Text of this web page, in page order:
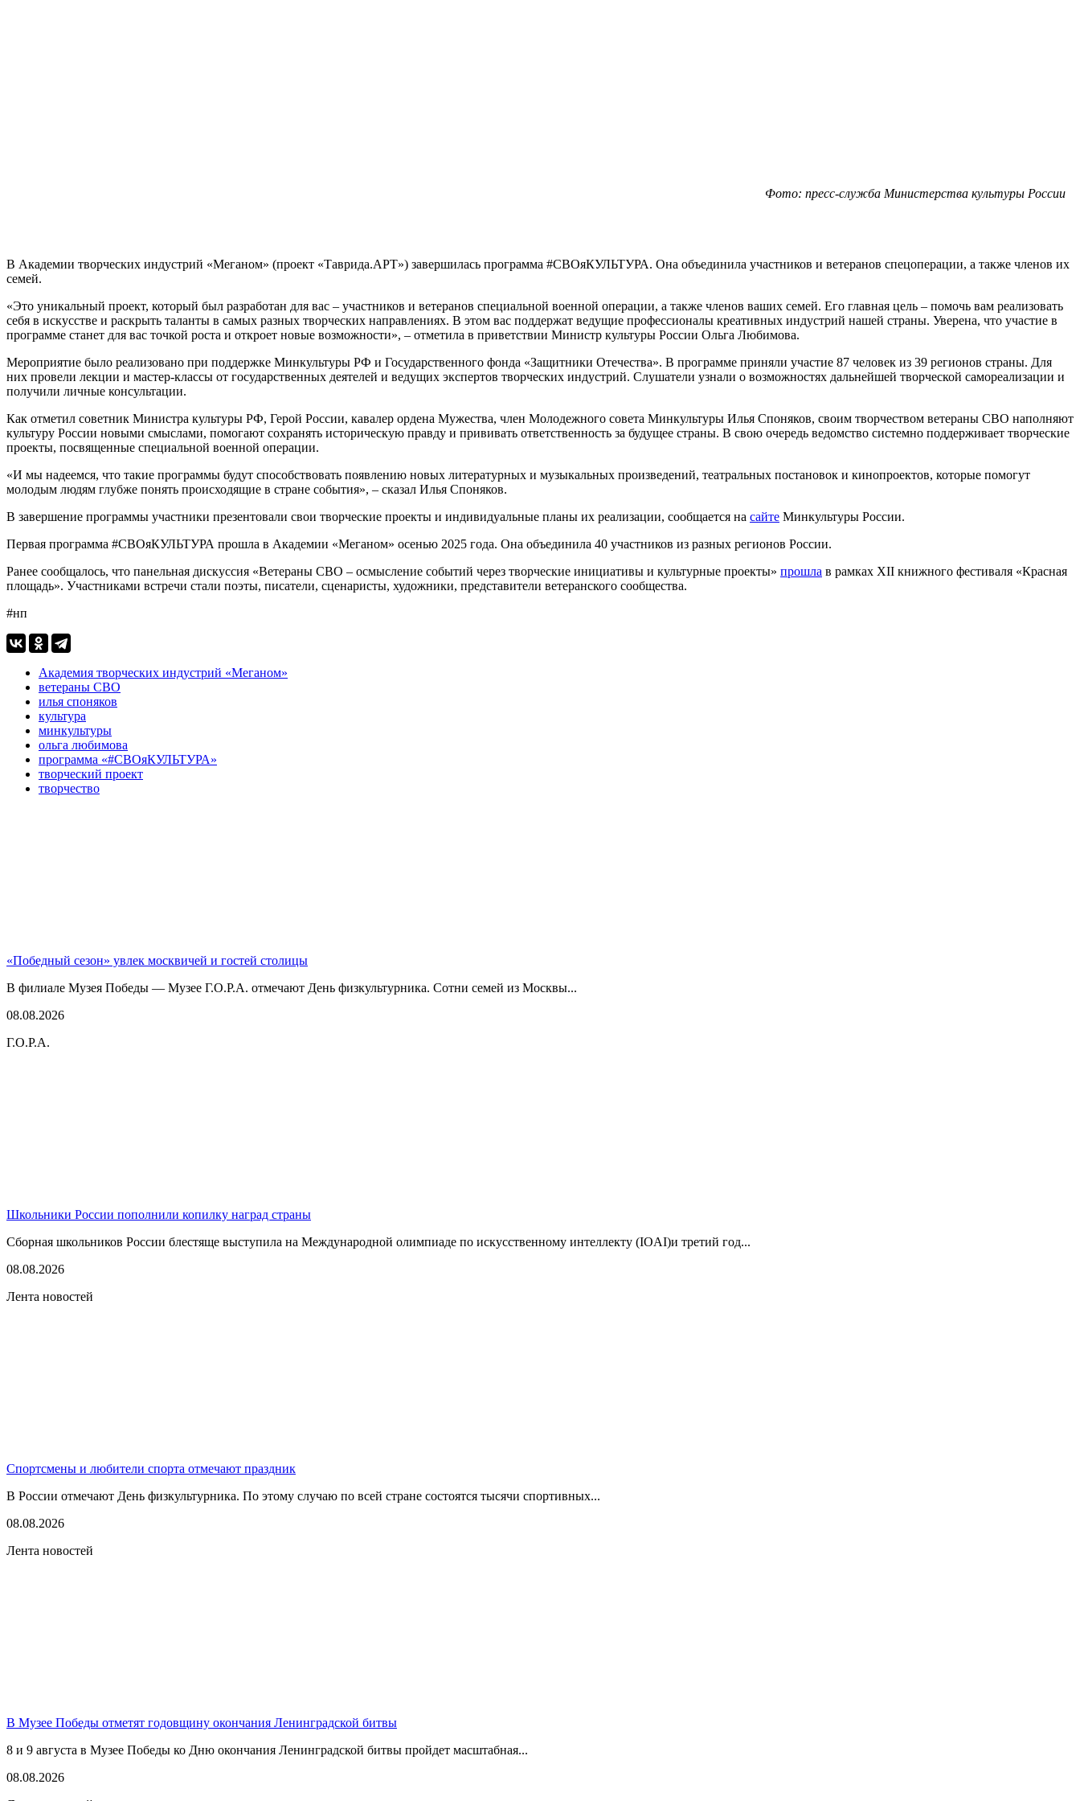
Фото: пресс-служба Министерства культуры России
В Академии творческих индустрий «Меганом» (проект «Таврида.АРТ») завершилась программа #СВОяКУЛЬТУРА. Она объединила участников и ветеранов спецоперации, а также членов их
семей.
«Это уникальный проект, который был разработан для вас – участников и ветеранов специальной военной операции, а также членов ваших семей. Его главная цель – помочь вам реализовать
себя в искусстве и раскрыть таланты в самых разных творческих направлениях. В этом вас поддержат ведущие профессионалы креативных индустрий нашей страны. Уверена, что участие в
программе станет для вас точкой роста и откроет новые возможности», – отметила в приветствии Министр культуры России Ольга Любимова.
Мероприятие было реализовано при поддержке Минкультуры РФ и Государственного фонда «Защитники Отечества». В программе приняли участие 87 человек из 39 регионов страны. Для
них провели лекции и мастер-классы от государственных деятелей и ведущих экспертов творческих индустрий. Слушатели узнали о возможностях дальнейшей творческой самореализации и
получили личные консультации.
Как отметил советник Министра культуры РФ, Герой России, кавалер ордена Мужества, член Молодежного совета Минкультуры Илья Споняков, своим творчеством ветераны СВО наполняют
культуру России новыми смыслами, помогают сохранять историческую правду и прививать ответственность за будущее страны. В свою очередь ведомство системно поддерживает творческие
проекты, посвященные специальной военной операции.
«И мы надеемся, что такие программы будут способствовать появлению новых литературных и музыкальных произведений, театральных постановок и кинопроектов, которые помогут
молодым людям глубже понять происходящие в стране события», – сказал Илья Споняков.
В завершение программы участники презентовали свои творческие проекты и индивидуальные планы их реализации, сообщается на сайте Минкультуры России.
Первая программа #СВОяКУЛЬТУРА прошла в Академии «Меганом» осенью 2025 года. Она объединила 40 участников из разных регионов России.
Ранее сообщалось, что панельная дискуссия «Ветераны СВО – осмысление событий через творческие инициативы и культурные проекты» прошла в рамках XII книжного фестиваля «Красная
площадь». Участниками встречи стали поэты, писатели, сценаристы, художники, представители ветеранского сообщества.
#нп
Академия творческих индустрий «Меганом»
ветераны СВО
илья споняков
культура
минкультуры
ольга любимова
программа «#СВОяКУЛЬТУРА»
творческий проект
творчество
«Победный сезон» увлек москвичей и гостей столицы
В филиале Музея Победы — Музее Г.О.Р.А. отмечают День физкультурника. Сотни семей из Москвы...
08.08.2026
Г.О.Р.А.
Школьники России пополнили копилку наград страны
Сборная школьников России блестяще выступила на Международной олимпиаде по искусственному интеллекту (IOAI)и третий год...
08.08.2026
Лента новостей
Спортсмены и любители спорта отмечают праздник
В России отмечают День физкультурника. По этому случаю по всей стране состоятся тысячи спортивных...
08.08.2026
Лента новостей
В Музее Победы отметят годовщину окончания Ленинградской битвы
8 и 9 августа в Музее Победы ко Дню окончания Ленинградской битвы пройдет масштабная...
08.08.2026